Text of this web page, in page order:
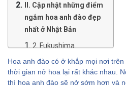
II. Cập nhật những điểm
ngắm hoa anh đào đẹp
nhất ở Nhật Bản
2. Fukushima
3. Hokkaido
5. Kanazawa
Hoa anh đào có ở khắp mọi nơi
thời gian nở hoa lại rất khác nhau.
thì hoa anh đào sẽ nở sớm hơn và